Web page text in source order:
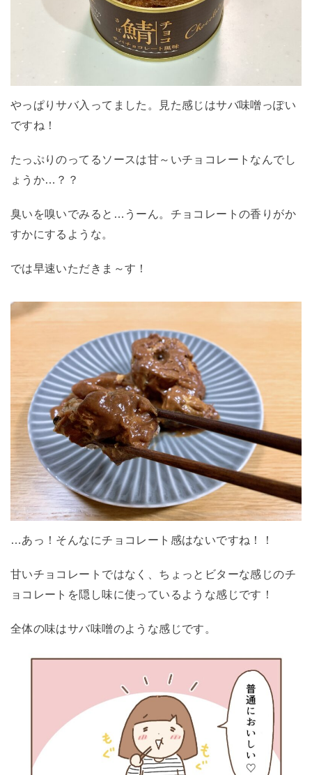
やっぱりサバ入ってました。見た感じはサバ味噌っぽい
ですね！
たっぷりのってるソースは甘～いチョコレートなんでし
ょうか…？？
臭いを嗅いでみると…うーん。チョコレートの香りがか
すかにするような。
では早速いただきま～す！
…あっ！そんなにチョコレート感はないですね！！
甘いチョコレートではなく、ちょっとビターな感じのチ
ョコレートを隠し味に使っているような感じです！
全体の味はサバ味噌のような感じです。